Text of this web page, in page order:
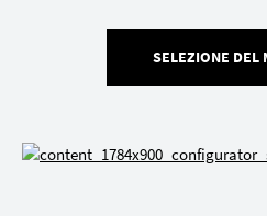
SELEZIONE DEL